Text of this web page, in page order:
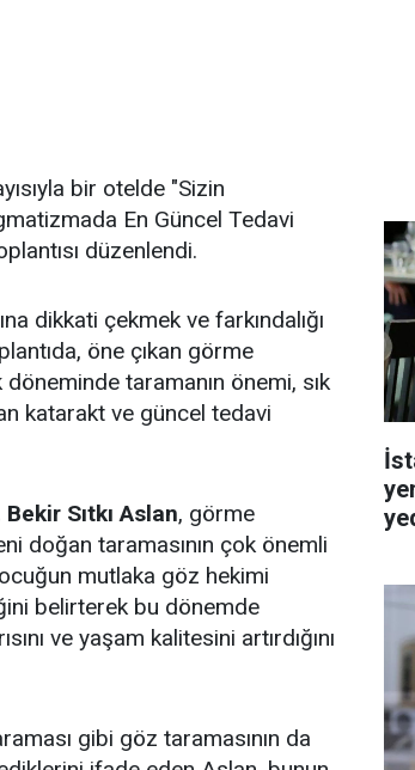
bir otelde "Sizin
En Güncel Tedavi
düzenlendi.
dikkati çekmek ve farkındalığı
öne çıkan görme
taramanın önemi, sık
katarakt ve güncel tedavi
Bekir Sıtkı Aslan, görme
doğan taramasının çok önemli
mutlaka göz hekimi
belirterek bu dönemde
ve yaşam kalitesini artırdığını
gibi göz taramasının da